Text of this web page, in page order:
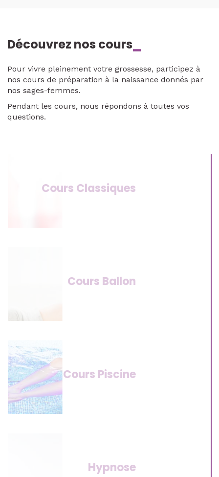
Découvrez nos cours
Pour vivre pleinement votre grossesse, participez à
nos cours de préparation à la naissance donnés par
nos sages-femmes.
Pendant les cours, nous répondons à toutes vos
questions.
Cours Classiques
Cours Ballon
Cours Piscine
Hypnose